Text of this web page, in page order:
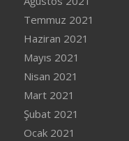
Temmuz 2021
Haziran 2021
Mayıs 2021
Nisan 2021
Mart 2021
Şubat 2021
Ocak 2021